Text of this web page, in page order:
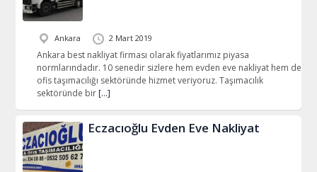
Ankara 2 Mart 2019
Ankara best nakliyat firması olarak fiyatlarımız piyasa
normlarındadır. 10 senedir sizlere hem evden eve nakliyat hem de
ofis taşımacılığı sektöründe hizmet veriyoruz. Taşımacılık
sektöründe bir […]
Eczacıoğlu Evden Eve Nakliyat